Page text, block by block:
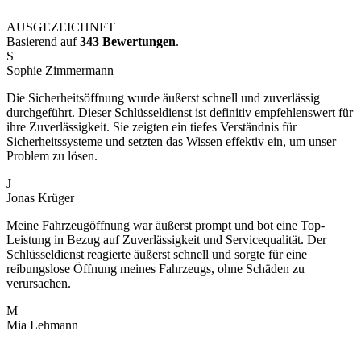
AUSGEZEICHNET
Basierend auf343 Bewertungen.
S
Sophie Zimmermann
Die Sicherheitsöffnung wurde äußerst schnell und zuverlässig
durchgeführt. Dieser Schlüsseldienst ist definitiv empfehlenswert für
ihre Zuverlässigkeit. Sie zeigten ein tiefes Verständnis für
Sicherheitssysteme und setzten das Wissen effektiv ein, um unser
Problem zu lösen.
J
Jonas Krüger
Meine Fahrzeugöffnung war äußerst prompt und bot eine Top-
Leistung in Bezug auf Zuverlässigkeit und Servicequalität. Der
Schlüsseldienst reagierte äußerst schnell und sorgte für eine
reibungslose Öffnung meines Fahrzeugs, ohne Schäden zu
verursachen.
M
Mia Lehmann